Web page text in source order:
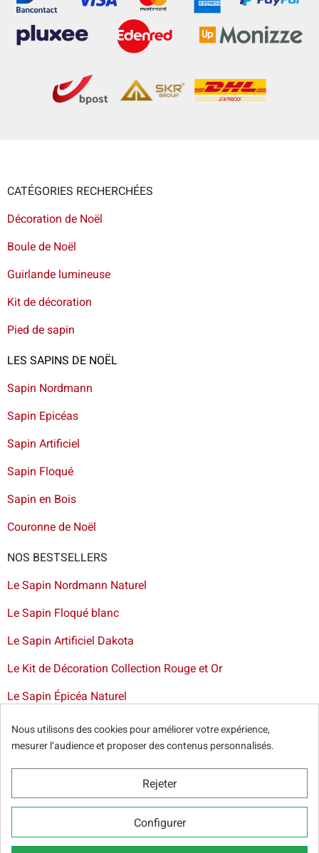
CATÉGORIES RECHERCHÉES
Décoration de Noël
Boule de Noël
Guirlande lumineuse
Kit de décoration
Pied de sapin
LES SAPINS DE NOËL
Sapin Nordmann
Sapin Epicéas
Sapin Artificiel
Sapin Floqué
Sapin en Bois
Couronne de Noël
NOS BESTSELLERS
Le Sapin Nordmann Naturel
Le Sapin Floqué blanc
Le Sapin Artificiel Dakota
Le Kit de Décoration Collection Rouge et Or
Le Sapin Épicéa Naturel
Livraison de sapin à Bruxelles-Livraison de sapins de Noël
artificiels et décorations dans toute la France
© Sapins.be 2025 -Conditions générales-Politique de
Cookie Relevé-
Nous utilisons des cookies pour améliorer votre expérience,
mesurer l’audience et proposer des contenus personnalisés.
Rejeter
Configurer